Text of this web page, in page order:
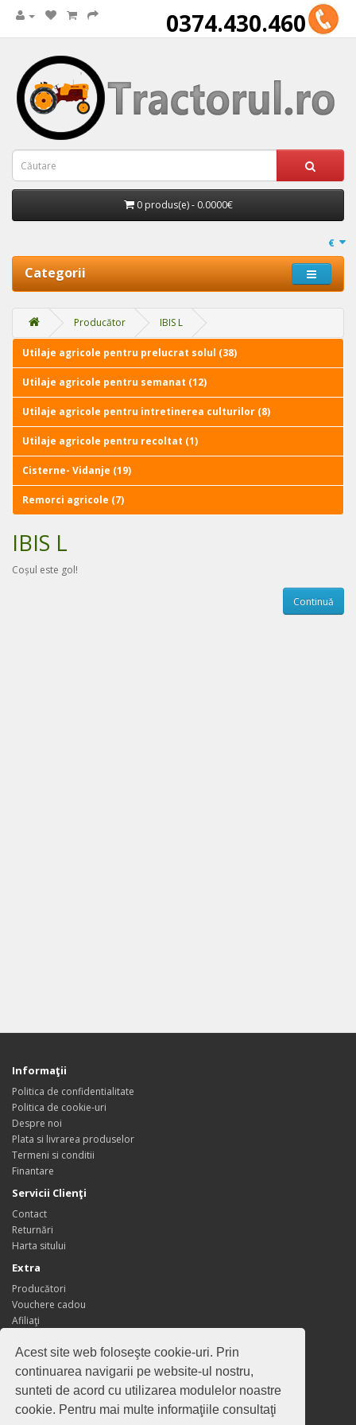
Acest site web foloseşte cookie-uri. Prin
continuarea navigarii pe website-ul nostru,
sunteti de acord cu utilizarea modulelor noastre
cookie. Pentru mai multe informaţiile consultaţi
0374.430.460
0 produs(e) - 0.0000€
€
Categorii
Producător IBIS L
Utilaje agricole pentru prelucrat solul (38)
Utilaje agricole pentru semanat (12)
Utilaje agricole pentru intretinerea culturilor (8)
Utilaje agricole pentru recoltat (1)
Cisterne- Vidanje (19)
Remorci agricole (7)
IBIS L
Coșul este gol!
Continuă
Informaţii
Politica de confidentialitate
Politica de cookie-uri
Despre noi
Plata si livrarea produselor
Termeni si conditii
Finantare
Servicii Clienţi
Contact
Returnări
Harta sitului
Extra
Producători
Vouchere cadou
Afiliaţi
Contul meu
Contul meu
Istoric comenzi
Wish List